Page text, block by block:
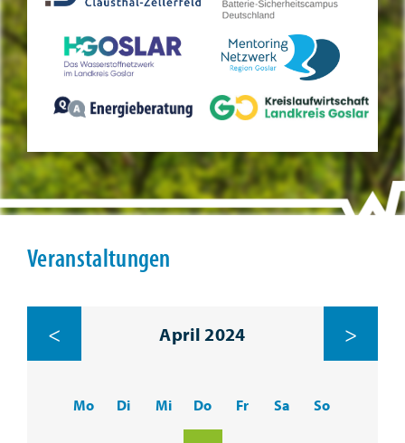
Veranstaltungen
April 2024
Mo Di Mi Do Fr Sa So
< >